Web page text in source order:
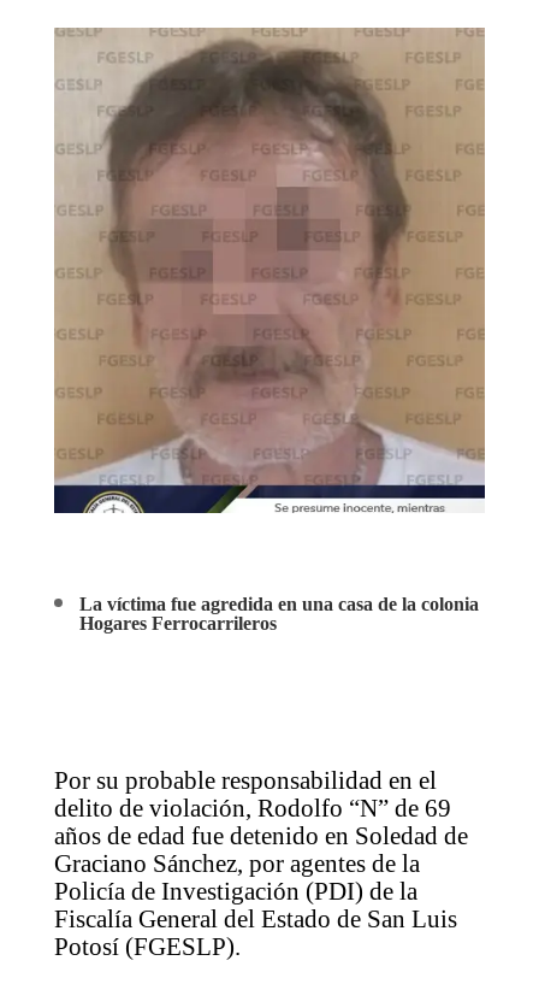
La víctima fue agredida en una casa de la colonia
Hogares Ferrocarrileros
Por su probable responsabilidad en el
delito de violación, Rodolfo “N” de 69
años de edad fue detenido en Soledad de
Graciano Sánchez, por agentes de la
Policía de Investigación (PDI) de la
Fiscalía General del Estado de San Luis
Potosí (FGESLP).